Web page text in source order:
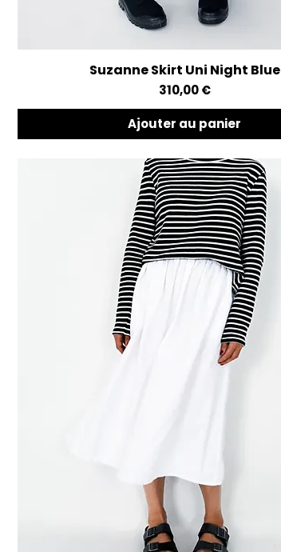
Aperçu rapide
Suzanne Skirt Uni Night Blue
Prix
310,00 €
Ajouter au panier